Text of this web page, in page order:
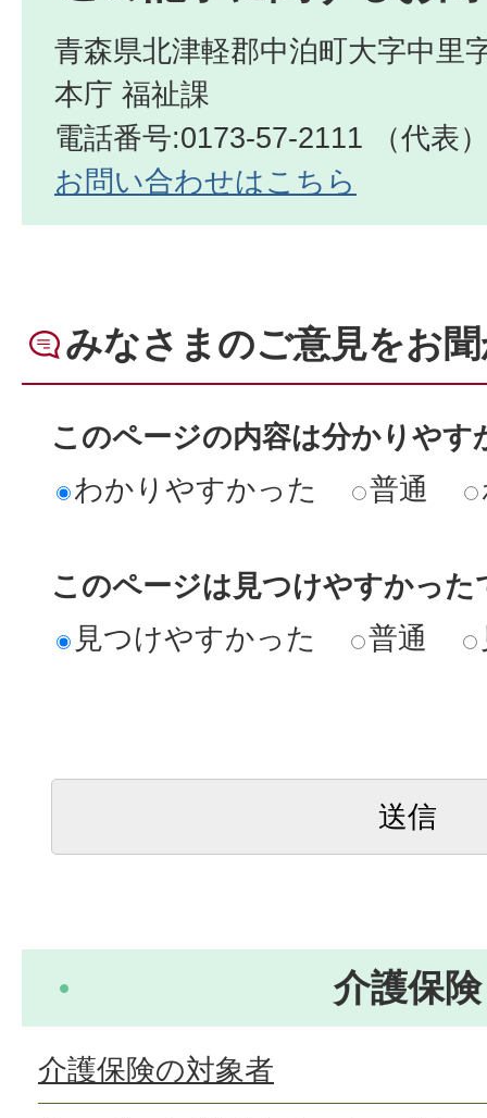
青森県北津軽郡中泊町大字中里
本庁 福祉課
電話番号:0173-57-2111 （代表
お問い合わせはこちら
みなさまのご意見をお
このページの内容は分かりやす
わかりやすかった
普通
このページは見つけやすかった
見つけやすかった
普通
介護保険
介護保険の対象者